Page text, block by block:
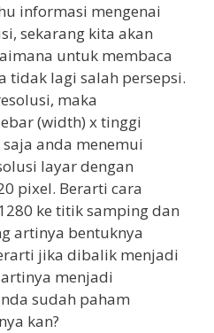
informasi mengenai
sekarang kita akan
untuk membaca
tidak lagi salah persepsi.
maka
(width) x tinggi
anda menemui
layar dengan
pixel. Berarti cara
ke titik samping dan
artinya bentuknya
jika dibalik menjadi
menjadi
sudah paham
kan?